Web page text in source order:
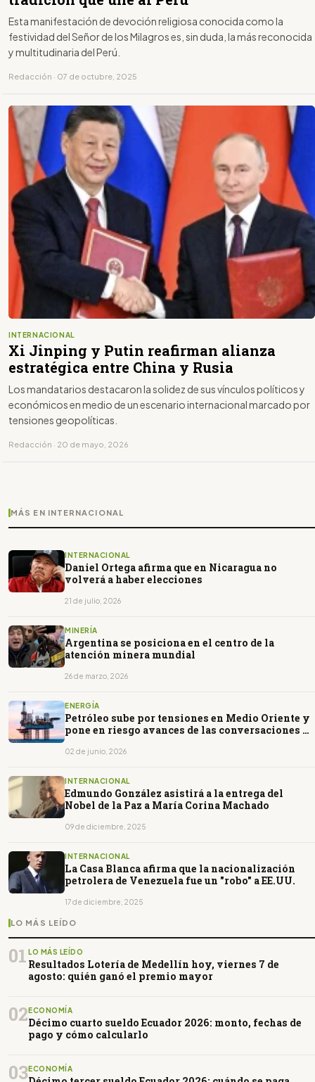
Esta manifestación de devoción religiosa conocida como la
festividad del Señor de los Milagros es, sin duda, la más reconocida
y multitudinaria del Perú.
Redacción · 07 de octubre, 2025
INTERNACIONAL
Xi Jinping y Putin reafirman alianza
estratégica entre China y Rusia
Los mandatarios destacaron la solidez de sus vínculos políticos y
económicos en medio de un escenario internacional marcado por
tensiones geopolíticas.
Redacción · 20 de mayo, 2026
MÁS EN INTERNACIONAL
INTERNACIONAL
Daniel Ortega afirma que en Nicaragua no
volverá a haber elecciones
21 de julio, 2026
MINERÍA
Argentina se posiciona en el centro de la
atención minera mundial
26 de marzo, 2026
ENERGÍA
Petróleo sube por tensiones en Medio Oriente y
pone en riesgo avances de las conversaciones de
02 de junio, 2026
INTERNACIONAL
Edmundo González asistirá a la entrega del
Nobel de la Paz a María Corina Machado
09 de diciembre, 2025
INTERNACIONAL
La Casa Blanca afirma que la nacionalización
petrolera de Venezuela fue un "robo" a EE.UU.
17 de diciembre, 2025
LO MÁS LEÍDO
01 LO MÁS LEÍDO
Resultados Lotería de Medellín hoy, viernes 7 de
agosto: quién ganó el premio mayor
02ECONOMÍA
Décimo cuarto sueldo Ecuador 2026: monto, fechas de
pago y cómo calcularlo
03ECONOMÍA